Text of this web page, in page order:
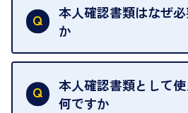
出張買取のお品物は、8日間
取の場合は1点あたり数分程
お品物の場合は、お時間を
本人確認書類はなぜ
か
買取店は古物営業法により
行うことが義務付けられてい
いただくためにも、ご協力を
本人確認書類として
何ですか